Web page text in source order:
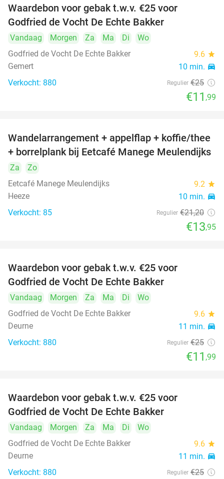
Waardebon voor gebak t.w.v. €25 voor
Godfried de Vocht De Echte Bakker
Vandaag Morgen Za Ma Di
Wo
Godfried de Vocht De Echte Bakker
9.6 star
Gemert 10 min. directions_car
Verkocht: 880 Regulier €25
€11 ,99
34%
Wandelarrangement + appelflap + koffie/thee
+ borrelplank bij Eetcafé Manege Meulendijks
Za
Zo
Eetcafé Manege Meulendijks
9.2 star
Heeze 10 min. directions_car
Verkocht: 85 Regulier €21,20
€13,95
Waardebon voor gebak t.w.v. €25 voor
Godfried de Vocht De Echte Bakker
Vandaag Morgen Za Ma Di
Wo
Godfried de Vocht De Echte Bakker
9.6 star
Deurne 11 min. directions_car
Verkocht: 880 Regulier €25
€11 ,99
Waardebon voor gebak t.w.v. €25 voor
Godfried de Vocht De Echte Bakker
Vandaag Morgen Za Ma Di
Wo
Godfried de Vocht De Echte Bakker
9.6 star
Deurne 11 min. directions_car
Verkocht: 880 Regulier €25